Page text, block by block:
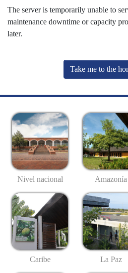
The server is temporarily unable to
maintenance downtime or capacity
later.
Take me to the
Nivel nacional Amazonía
Caribe La Paz